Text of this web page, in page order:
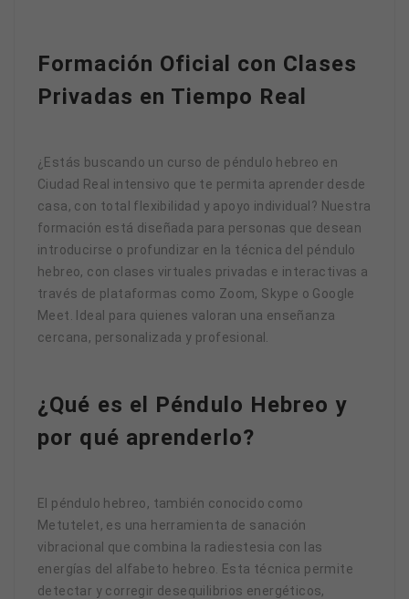
Formación Oficial con Clases
Privadas en Tiempo Real
¿Estás buscando un curso de péndulo hebreo en
Ciudad Real intensivo que te permita aprender desde
casa, con total flexibilidad y apoyo individual? Nuestra
formación está diseñada para personas que desean
introducirse o profundizar en la técnica del péndulo
hebreo, con clases virtuales privadas e interactivas a
través de plataformas como Zoom, Skype o Google
Meet. Ideal para quienes valoran una enseñanza
cercana, personalizada y profesional.
¿Qué es el Péndulo Hebreo y
por qué aprenderlo?
El péndulo hebreo, también conocido como
Metutelet, es una herramienta de sanación
vibracional que combina la radiestesia con las
energías del alfabeto hebreo. Esta técnica permite
detectar y corregir desequilibrios energéticos,